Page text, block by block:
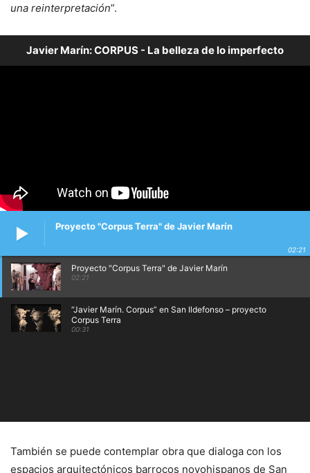
una reinterpretación”.
Javier Marín: CORPUS - La belleza de lo imperfecto
Proyecto "Corpus Terra" de Javier Marín
02:21
Proyecto "Corpus Terra" de Javier Marín
02:21
“Javier Marín. Corpus” en San Ildefonso – proyecto
Corpus Terra
00:31
También se puede contemplar obra que dialoga con los
espacios arquitectónicos barrocos novohispanos de San